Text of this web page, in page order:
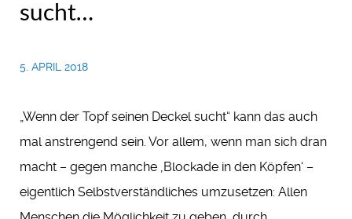
sucht…
5. APRIL 2018
„Wenn der Topf seinen Deckel sucht“ kann das auch
mal anstrengend sein. Vor allem, wenn man sich dran
macht – gegen manche ‚Blockade in den Köpfen‘ –
eigentlich Selbstverständliches umzusetzen: Allen